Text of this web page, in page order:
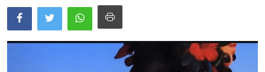
Sorotan Berita